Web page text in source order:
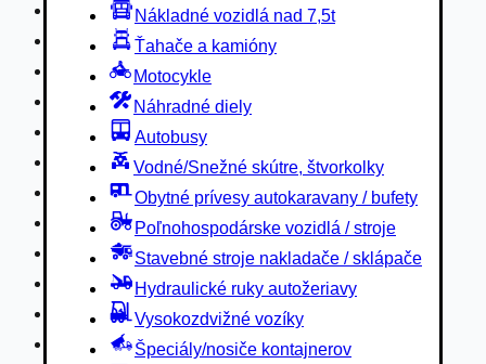
Nákladné vozidlá nad 7,5t
Ťahače a kamióny
Motocykle
Náhradné diely
Autobusy
Vodné/Snežné skútre, štvorkolky
Obytné prívesy autokaravany / bufety
Poľnohospodárske vozidlá / stroje
Stavebné stroje nakladače / sklápače
Hydraulické ruky autožeriavy
Vysokozdvižné vozíky
Špeciály/nosiče kontajnerov
Náhradné diely
Autobusy
Vodné/Snežné skútre, štvorkolky
Obytné prívesy autokaravany / bufety
Poľnohospodárske vozidlá / stroje
Stavebné stroje nakladače / sklápače
Hydraulické ruky autožeriavy
Vysokozdvižné vozíky
Špeciály/nosiče kontajnerov
Návesy/prívesy nadstavby
Privesné vozíky
Lode/člny, lietadlá/vznášadlá